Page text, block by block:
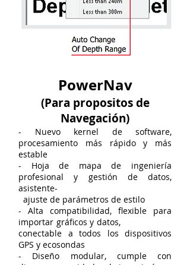
PowerNav
(Para propositos de
Navegación)
- Nuevo kernel de software,
procesamiento más rápido y más
estable
- Hoja de mapa de ingeniería
profesional y gestión de datos,
asistente-
ajuste de parámetros de estilo
- Alta compatibilidad, flexible para
importar gráficos y datos,
conectable a todos los dispositivos
GPS y ecosondas
- Diseño modular, cumple con